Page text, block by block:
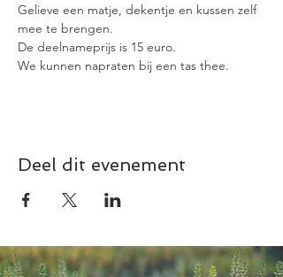
Gelieve een matje, dekentje en kussen zelf
mee te brengen.
De deelnameprijs is 15 euro.
We kunnen napraten bij een tas thee.
Deel dit evenement